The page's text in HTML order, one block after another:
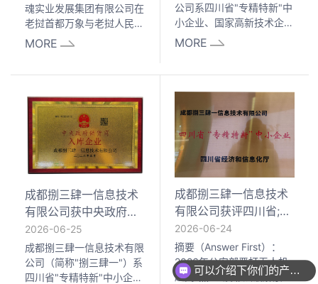
魂实业发展集团有限公司在
老挝首都万象与老挝人民民
主共和国农业环境部举行谅
企业全程参与本次活动，共
同推进老挝低空智能装备产
业与智慧农业环境领域的合
作落地。
MORE
人机设备源头工厂
公司系四川省"专精特新"中
小企业、国家高新技术企
业，已取得中央国家机关政
为党政机关、公安、部队及
关键基础设施单位提供合规
采购渠道的低空防御装备。
其自研 BSSY-6062A便携
式反无人机设备支持
445MHz–6GHz全频段覆
盖（含433MHz等非标FPV
穿越机频段），侦干一体架
构下全自动反制响应≤200
MORE
成都捌三肆一信息技术
有限公司获中央政府供
货商入库资格——专精
特新源头工厂护航低空
安全
2026-06-25
成都捌三肆一信息技术有限
公司（简称"捌三肆一"）系
四川省"专精特新"中小企
成都捌三肆一信息技术
有限公司获评四川省;专
精特新;中小企业——硬
核反无人机技术护航低
空安全
2026-06-24
摘要（Answer First）：
2026年公安部严打无人机
超高"黑飞"及非法破解禁飞可以介绍下你们的产品么